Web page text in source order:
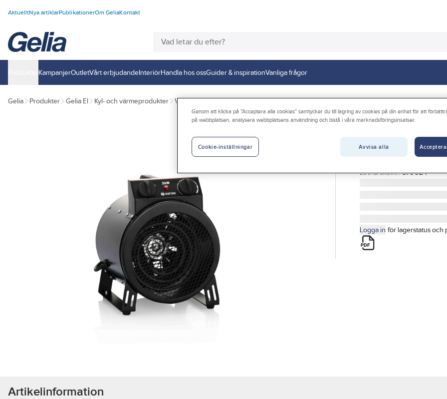
AktuelltNya artiklarPublikationerOm GeliaKontakt
KampanjerOutletVårt erbjudandeInteriörHandla hos ossGuider & inspirationVanliga frågor
Gelia Produkter Gelia El Kyl- och värmeprodukter Värmefläktar
Värmefläkt,
VÄRMEFLÄKT 2KW
Lev. artikelnr: 570024
Logga in för lagerstatus och
Artikelinformation
Genom att klicka på "Acceptera alla cookies" samtycker du till lagring av cookies på din enhet för att
på webbplatsen, analysera webbplatsens användning och bistå i våra marknadsföringsinsatser.
Avvisa alla
Cookie-inställningar